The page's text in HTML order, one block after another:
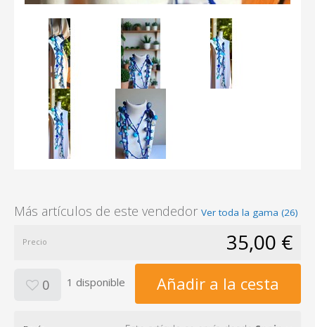
Más artículos de este vendedor Ver toda la gama (26)
Precio 35,00 €
0 1 disponible Añadir a la cesta